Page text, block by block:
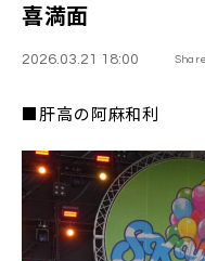
喜満面
2026.03.21 18:00 Share
■肝高の阿麻和利